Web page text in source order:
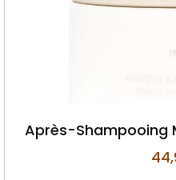
Après-Shampooing